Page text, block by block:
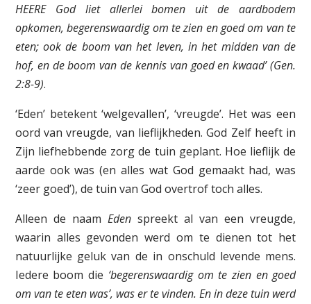
HEEREGod liet allerlei bomen uit de aardbodem
opkomen, begerenswaardig om te zien en goed om van te
eten; ook de boom van het leven, in het midden van de
hof, en de boom van de kennis van goed en kwaad’ (Gen.
2:8-9).
‘Eden’ betekent ‘welgevallen’, ‘vreugde’. Het was een
oord van vreugde, van lieflijkheden. God Zelf heeft in
Zijn liefhebbende zorg de tuin geplant. Hoe lieflijk de
aarde ook was (en alles wat God gemaakt had, was
‘zeer goed’), de tuin van God overtrof toch alles.
Alleen de naam Edenspreekt al van een vreugde,
waarin alles gevonden werd om te dienen tot het
natuurlijke geluk van de in onschuld levende mens.
Iedere boom die ‘begerenswaardig om te zien en goed
om van te eten was’, was er te vinden. En in deze tuin werd